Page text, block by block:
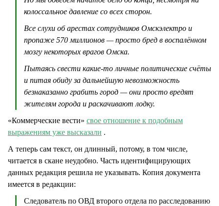
колоссальное давление со всех сторон.
Все слухи об арестах сотрудников Омскэлектро и
пропаже 570 миллионов — просто бред в воспалённом
мозгу некоторых врагов Омска.
Пытаясь свести какие-то личные политические счёты
и питая обиду за дальнейшую невозможность
безнаказанно грабить город — они просто вредят
жителям города и раскачивают лодку.
«Коммерческие вести» свое отношение к подобным
выражениям уже высказали .
А теперь сам текст, он длинный, потому, в том числе,
читается в скане неудобно. Часть идентифицирующих
данных редакция решила не указывать. Копия документа
имеется в редакции:
Следователь по ОВД второго отдела по расследованию